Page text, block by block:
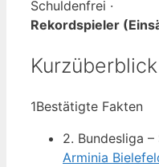
Schuldenfrei ·
Rekordspieler
Kurzüberblick
1Bestätigte Fakten
2. Bundesliga
Arminia